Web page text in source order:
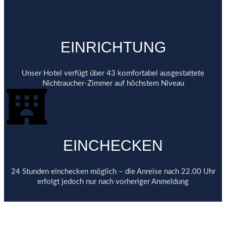
EINRICHTUNG
Unser Hotel verfügt über 43 komfortabel ausgestattete
Nichtraucher-Zimmer auf höchstem Niveau
EINCHECKEN
24 Stunden einchecken möglich – die Anreise nach 22.00 Uhr
erfolgt jedoch nur nach vorheriger Anmeldung